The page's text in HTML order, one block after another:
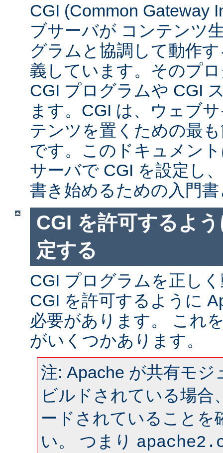
CGI (Common Gateway
ブサーバが コンテンツ
グラムと協調して動作
義しています。そのプ
CGI プログラムや CGI
ます。CGI は、ウェブ
テンツを置くための最
です。このドキュメン
サーバで CGI を設定し
書き始めるための入門
CGI を許可するよ
定する
CGI プログラムを正し
CGI を許可するように
必要があります。 これ
がいくつかあります。
注: Apache が共有モジ
ビルドされている場合
ードされていることを
い。 つまり